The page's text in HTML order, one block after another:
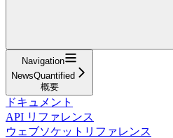
Navigation
NewsQuantified
概要
ドキュメント
API リファレンス
ウェブソケットリファレンス